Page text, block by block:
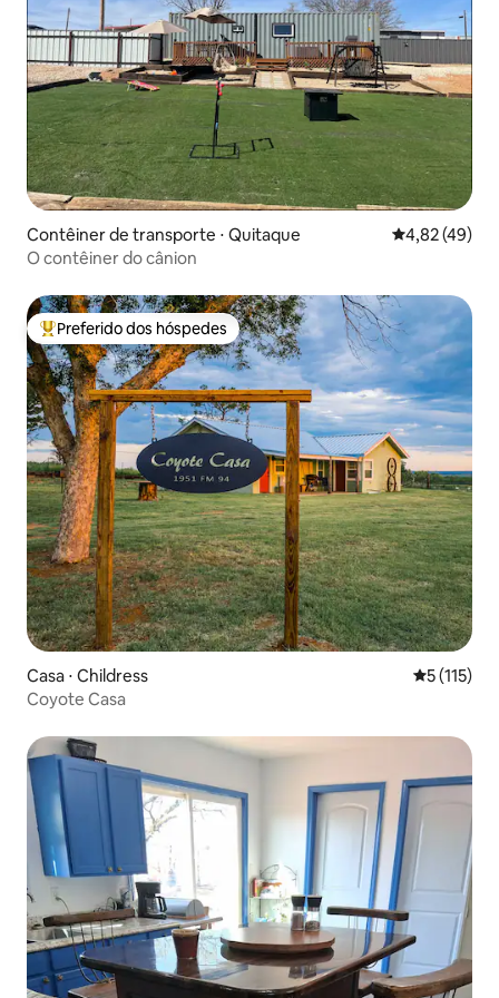
Contêiner de transporte ⋅ Quitaque 4,82 de uma
4,82 (49)
O contêiner do cânion
Entre os melhores preferidos dos hóspedes
Preferido dos hóspedes
Casa ⋅ Childress 5 de uma
5 (115)
Coyote Casa